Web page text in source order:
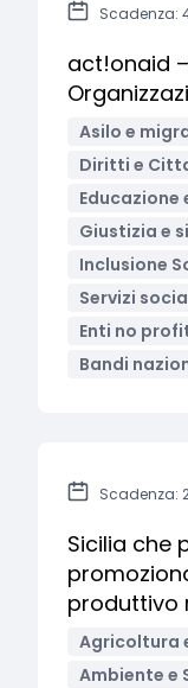
Scadenza:
act!onaid
Asilo e
Diritti e
Educazione
Giustizia e
Inclusione
Servizi
Enti no
Bandi
Scadenza:
Sicilia che
produttivo
Agricoltura
Ambiente e